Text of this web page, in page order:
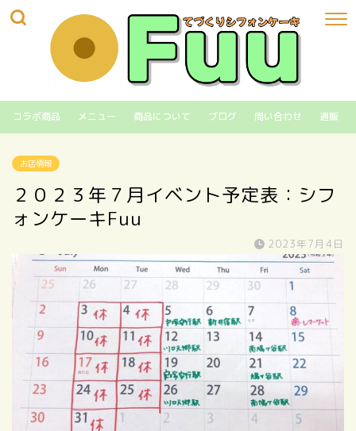
コラボ商品 メニュー 商品について ブログ 問い合わせ 通販
お店情報
２０２３年７月イベント予定表：シフ
ォンケーキFuu
2023年7月4日